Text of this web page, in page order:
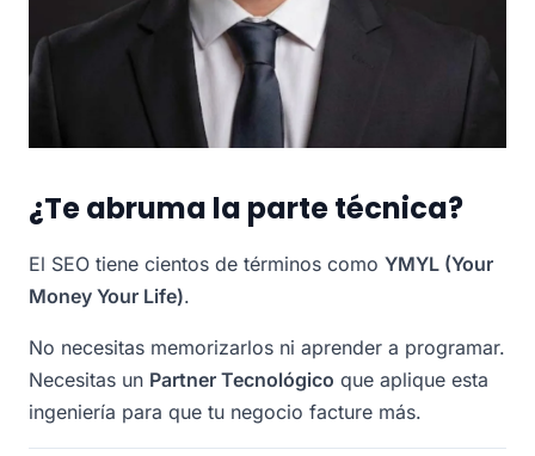
¿Te abruma la parte técnica?
El SEO tiene cientos de términos como YMYL (Your
Money Your Life).
No necesitas memorizarlos ni aprender a programar.
Necesitas un Partner Tecnológico que aplique esta
ingeniería para que tu negocio facture más.